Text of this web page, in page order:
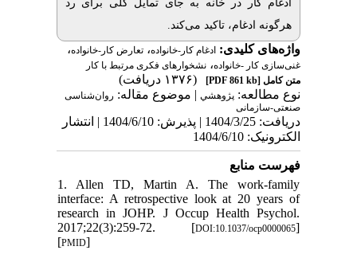
ادغام کار در خانه به‌ جای تمایل کلی برای رد
هرگونه ادغام، تاکید می‌کند.
واژه‌های کلیدی: ادغام کار-خانواده، تعارض کار-خانواده،
غنی‌سازی کار -خانواده، نشخوارهای فکری مرتبط با کار
متن کامل[PDF 861 kb]
(۱۳۷۶ دریافت)
نوع مطالعه: پژوهشي| موضوع مقاله:
روان‌‎شناسی
صنعتی-سازمانی
دریافت: 1404/3/25 | پذیرش: 1404/6/10 | انتشار
الکترونیک: 1404/6/10
فهرست منابع
1. Allen TD, Martin A. The work-family
interface: A retrospective look at 20 years of
research in JOHP. J Occup Health Psychol.
2017;22(3):259-72. [DOI:10.1037/ocp0000065]
[PMID]